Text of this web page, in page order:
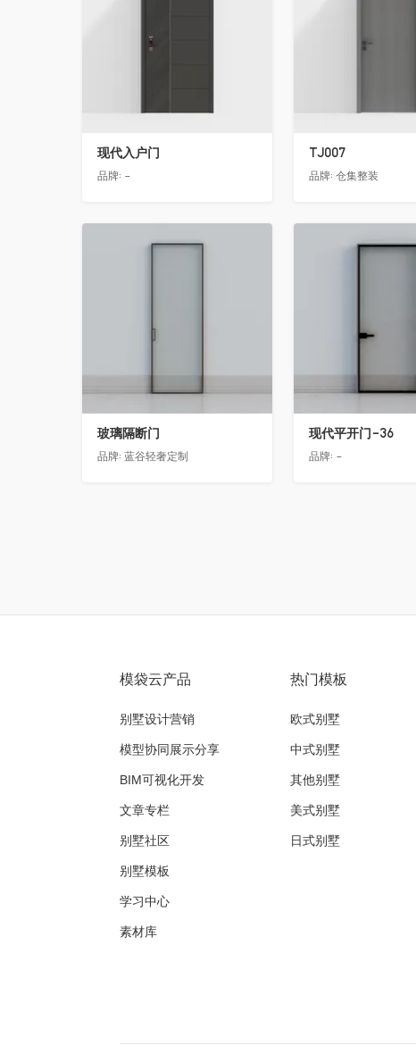
现代入户门
品牌: -
TJ007
品牌: 仓集整装
玻璃隔断门
品牌: 蓝谷轻奢定制
收藏
现代平开门-36
品牌: -
模袋云产品
别墅设计营销
模型协同展示分享
BIM可视化开发
文章专栏
别墅社区
别墅模板
学习中心
素材库
热门模板
欧式别墅
中式别墅
其他别墅
美式别墅
日式别墅